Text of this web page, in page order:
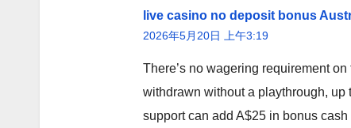
live casino no deposit bonus
2026年5月20日 上午3:19
There’s no wagering requirement
withdrawn without a playthrough, up
support can add A$25 in bonus